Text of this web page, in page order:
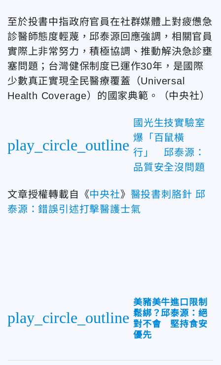
至於投書中指政府官員在社群媒體上對疲憊急
診醫師態度輕蔑，邱泰源回應強調，相關官員
實際上非常努力，積極協調、推動解決急診壅
塞問題；台灣健保制度已運作30年，是國際
少數真正實現全民醫療覆蓋（Universal
Health Coverage）的國家典範。（中央社）
play_circle_outline
國光生技實驗室
爆「百鼠橫
行」 邱泰源：
品質安全沒問題
文章授權轉載自《中央社》 醫投書刺胳針 邱
泰源：錯誤引述打擊醫護士氣
play_circle_outline
美豬美牛進口限制
鬆綁？邱泰源：絕
對不會 堅持食安
優先